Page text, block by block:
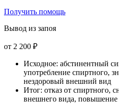
Получить помощь
Вывод из запоя
от 2 200 ₽
Исходное: абстинентный
употребление спиртного,
нездоровый внешний вид
Итог: отказ от спиртного,
внешнего вида, повышение